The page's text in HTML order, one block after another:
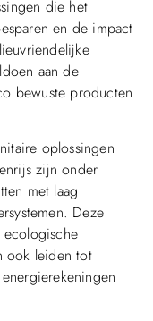
die het
en de impact
aan de
bewuste producten
oplossingen
zijn onder
met laag
Deze
ook leiden tot